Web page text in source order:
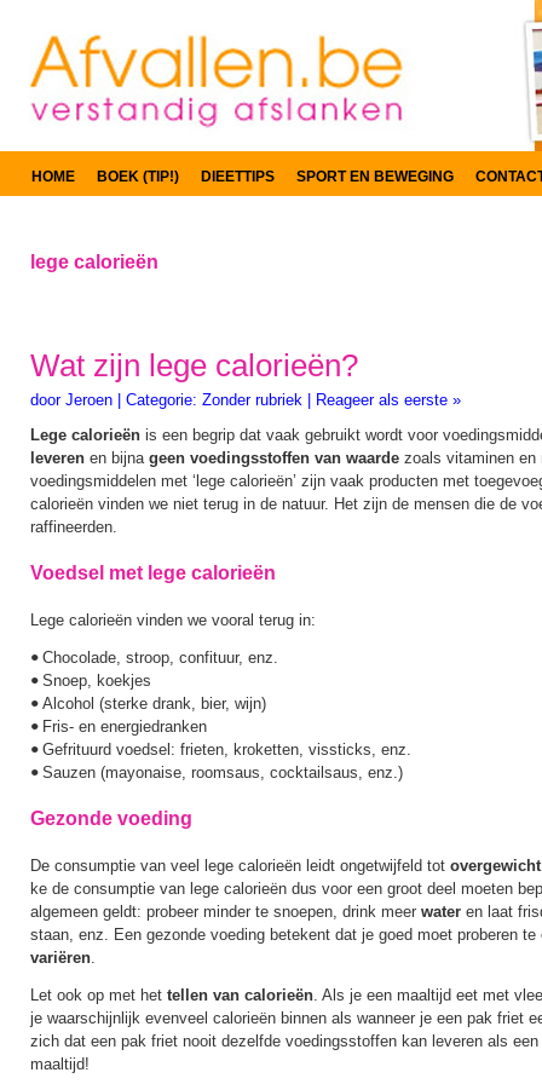
HOME BOEK (TIP!) DIEETTIPS SPORT EN BEWEGING
lege calorieën
Wat zijn lege calorieën?
door Jeroen Categorie: Zonder rubriek
Reageer als eerste »
Lege calorieën is een begrip dat vaak gebruikt wordt voor
leveren en bijna geen voedingsstoffen van waarde zoals vitaminen en
voedingsmiddelen met ‘lege calorieën’ zijn vaak producten met
calorieën vinden we niet terug in de natuur. Het zijn de mensen die de
raffineerden.
Voedsel met lege calorieën
Lege calorieën vinden we vooral terug in:
• Chocolade, stroop, confituur, enz.
• Snoep, koekjes
• Alcohol (sterke drank, bier, wijn)
• Fris- en energiedranken
• Gefrituurd voedsel: frieten, kroketten, vissticks, enz.
• Sauzen (mayonaise, roomsaus, cocktailsaus, enz.)
Gezonde voeding
De consumptie van veel lege calorieën leidt ongetwijfeld tot overgewicht
ke de consumptie van lege calorieën dus voor een groot deel moeten
algemeen geldt: probeer minder te snoepen, drink meer water en laat
staan, enz. Een gezonde voeding betekent dat je goed moet proberen te
variëren.
Let ook op met het tellen van calorieën. Als je een maaltijd eet met
je waarschijnlijk evenveel calorieën binnen als wanneer je een pak friet
zich dat een pak friet nooit dezelfde voedingsstoffen kan leveren als
maaltijd!